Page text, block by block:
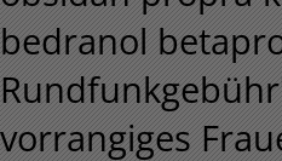
bedranol
vorrangiges